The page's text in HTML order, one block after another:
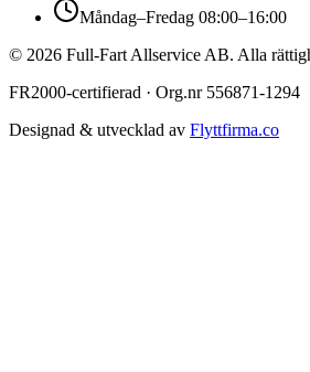
Måndag–Fredag 08:00–16:00
© 2026 Full-Fart Allservice AB. Alla
FR2000-certifierad · Org.nr 556871-1294
Designad & utvecklad av Flyttfirma.co